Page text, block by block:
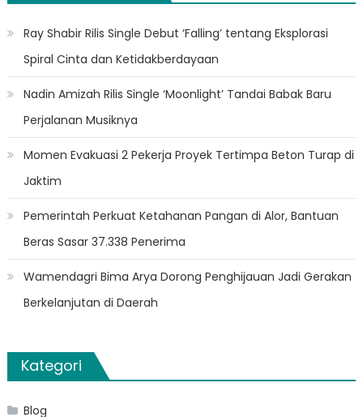
Ray Shabir Rilis Single Debut ‘Falling’ tentang Eksplorasi
Spiral Cinta dan Ketidakberdayaan
Nadin Amizah Rilis Single ‘Moonlight’ Tandai Babak Baru
Perjalanan Musiknya
Momen Evakuasi 2 Pekerja Proyek Tertimpa Beton Turap di
Jaktim
Pemerintah Perkuat Ketahanan Pangan di Alor, Bantuan
Beras Sasar 37.338 Penerima
Wamendagri Bima Arya Dorong Penghijauan Jadi Gerakan
Berkelanjutan di Daerah
Kategori
Blog